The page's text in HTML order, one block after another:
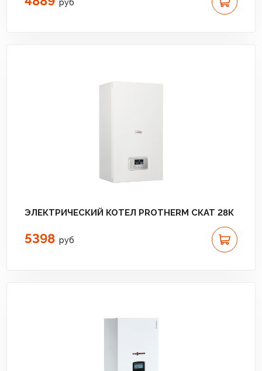
руб
ЭЛЕКТРИЧЕСКИЙ КОТЕЛ PROTHERM СКАТ 28К
5398 руб